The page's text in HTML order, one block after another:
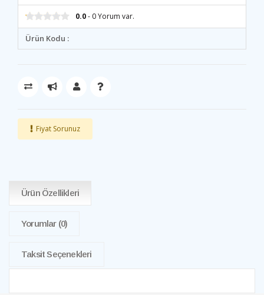
0.0- 0 Yorum var.
Ürün Kodu :
Fiyat Sorunuz
Ürün Özellikleri
Yorumlar (0)
Taksit Seçenekleri